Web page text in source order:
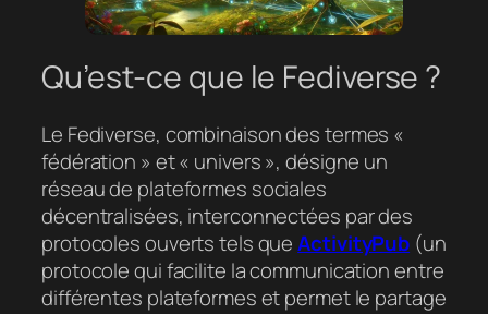
Qu’est-ce que le Fediverse ?
Le Fediverse, combinaison des termes «
fédération » et « univers », désigne un
réseau de plateformes sociales
décentralisées, interconnectées par des
protocoles ouverts tels queActivityPub (un
protocole qui facilite la communication entre
différentes plateformes et permet le partage